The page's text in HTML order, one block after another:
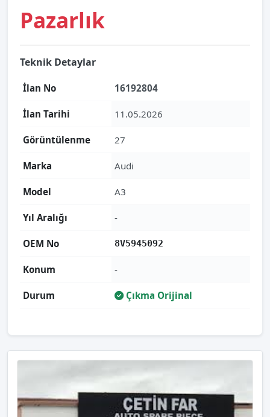
Pazarlık
Teknik Detaylar
İlan No 16192804
İlan Tarihi 11.05.2026
Görüntülenme 27
Marka Audi
Model A3
Yıl Aralığı -
OEM No 8V5945092
Konum -
Durum Çıkma Orijinal